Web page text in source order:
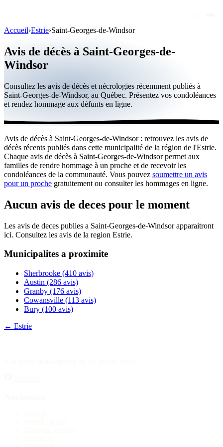
Personnalités publiques
Canada
Par ville
Maisons funéraires
Éternea
Blog
Publier un avis
Recherche
Accueil›Estrie›Saint-Georges-de-Windsor
Avis de décès à Saint-Georges-de-
Windsor
Consultez les avis de décès et nécrologies récemment publiés à
Saint-Georges-de-Windsor, au Québec. Présentez vos condoléances
et rendez hommage aux défunts en ligne.
Avis de décès à Saint-Georges-de-Windsor : retrouvez les avis de
décès récents publiés dans cette municipalité de la région de l'Estrie.
Chaque avis de décès à Saint-Georges-de-Windsor permet aux
familles de rendre hommage à un proche et de recevoir les
condoléances de la communauté. Vous pouvez soumettre un avis
pour un proche gratuitement ou consulter les hommages en ligne.
Aucun avis de deces pour le moment
Les avis de deces publies a Saint-Georges-de-Windsor apparaitront
ici. Consultez les avis de la region Estrie.
Municipalites a proximite
Sherbrooke (410 avis)
Austin (286 avis)
Granby (176 avis)
Cowansville (113 avis)
Bury (100 avis)
← Estrie